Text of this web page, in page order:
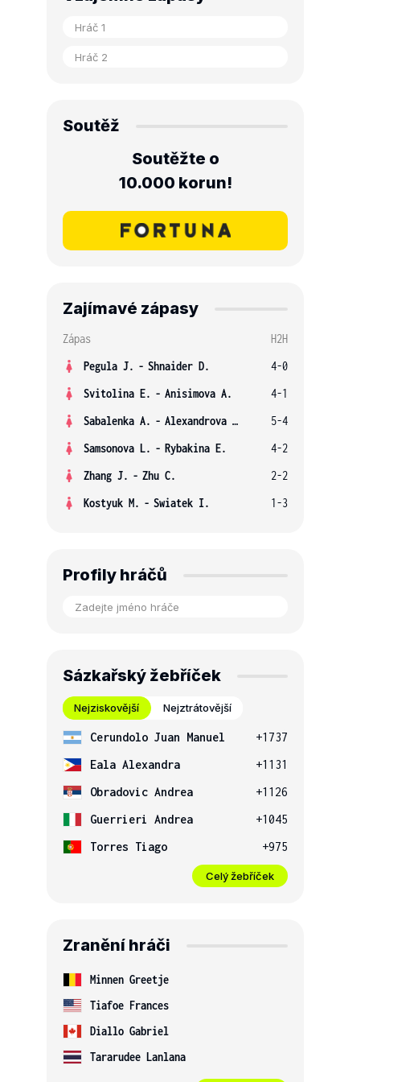
Soutěž
Soutěžte o
10.000 korun!
Zajímavé zápasy
Zápas
H2H
Pegula J. - Shnaider D.
4-0
Svitolina E. - Anisimova A.
4-1
Sabalenka A. - Alexandrova E.
5-4
Samsonova L. - Rybakina E.
4-2
Zhang J. - Zhu C.
2-2
Kostyuk M. - Swiatek I. 1-3
Profily hráčů
Sázkařský žebříček
Nejziskovější Nejztrátovější
Cerundolo Juan Manuel
+1737
Eala Alexandra
+1131
Obradovic Andrea
+1126
Guerrieri Andrea
+1045
Torres Tiago
+975
Celý žebříček
Zranění hráči
Minnen Greetje
Tiafoe Frances
Diallo Gabriel
Tararudee Lanlana